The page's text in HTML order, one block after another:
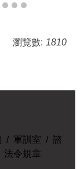
瀏覽數: 1810
/ 軍訓室 / 諮
法令規章